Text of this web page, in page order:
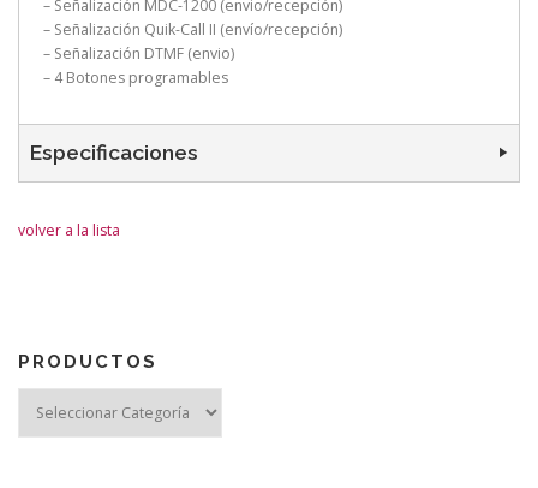
– Señalización MDC-1200 (envio/recepción)
– Señalización Quik-Call II (envío/recepción)
– Señalización DTMF (envio)
– 4 Botones programables
Especificaciones
volver a la lista
PRODUCTOS